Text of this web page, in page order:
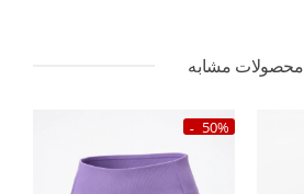
محصولات مشابه
50%